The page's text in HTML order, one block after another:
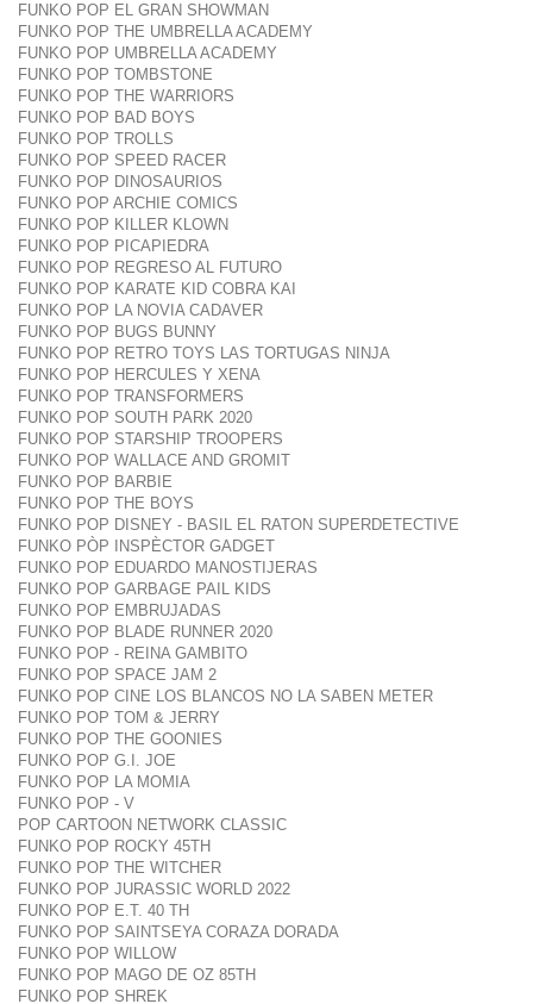
FUNKO POP EL GRAN SHOWMAN
FUNKO POP THE UMBRELLA ACADEMY
FUNKO POP UMBRELLA ACADEMY
FUNKO POP TOMBSTONE
FUNKO POP THE WARRIORS
FUNKO POP BAD BOYS
FUNKO POP TROLLS
FUNKO POP SPEED RACER
FUNKO POP DINOSAURIOS
FUNKO POP ARCHIE COMICS
FUNKO POP KILLER KLOWN
FUNKO POP PICAPIEDRA
FUNKO POP REGRESO AL FUTURO
FUNKO POP KARATE KID COBRA KAI
FUNKO POP LA NOVIA CADAVER
FUNKO POP BUGS BUNNY
FUNKO POP RETRO TOYS LAS TORTUGAS NINJA
FUNKO POP HERCULES Y XENA
FUNKO POP TRANSFORMERS
FUNKO POP SOUTH PARK 2020
FUNKO POP STARSHIP TROOPERS
FUNKO POP WALLACE AND GROMIT
FUNKO POP BARBIE
FUNKO POP THE BOYS
FUNKO POP DISNEY - BASIL EL RATON SUPERDETECTIVE
FUNKO PÒP INSPÈCTOR GADGET
FUNKO POP EDUARDO MANOSTIJERAS
FUNKO POP GARBAGE PAIL KIDS
FUNKO POP EMBRUJADAS
FUNKO POP BLADE RUNNER 2020
FUNKO POP - REINA GAMBITO
FUNKO POP SPACE JAM 2
FUNKO POP CINE LOS BLANCOS NO LA SABEN METER
FUNKO POP TOM & JERRY
FUNKO POP THE GOONIES
FUNKO POP G.I. JOE
FUNKO POP LA MOMIA
FUNKO POP - V
POP CARTOON NETWORK CLASSIC
FUNKO POP ROCKY 45TH
FUNKO POP THE WITCHER
FUNKO POP JURASSIC WORLD 2022
FUNKO POP E.T. 40 TH
FUNKO POP SAINTSEYA CORAZA DORADA
FUNKO POP WILLOW
FUNKO POP MAGO DE OZ 85TH
FUNKO POP SHREK